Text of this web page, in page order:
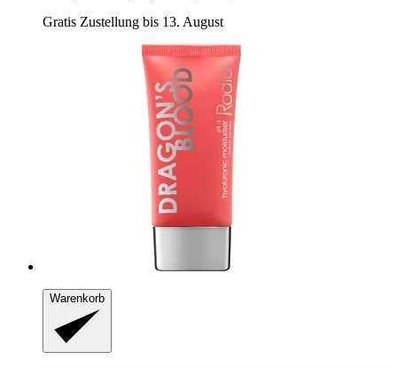
Gratis Zustellung bis 13. August
Warenkorb